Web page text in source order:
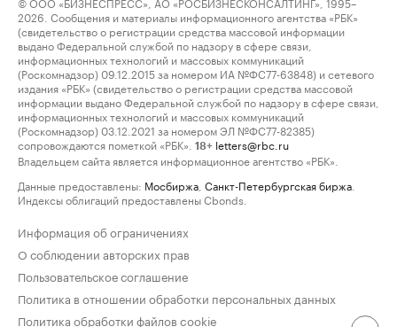
2026. Сообщения и материалы информационного агентства «РБК»
(свидетельство о регистрации средства массовой информации
выдано Федеральной службой по надзору в сфере связи,
информационных технологий и массовых коммуникаций
(Роскомнадзор) 09.12.2015 за номером ИА №ФС77-63848) и сетевого
издания «РБК» (свидетельство о регистрации средства массовой
информации выдано Федеральной службой по надзору в сфере связи,
информационных технологий и массовых коммуникаций
(Роскомнадзор) 03.12.2021 за номером ЭЛ №ФС77-82385)
сопровождаются пометкой «РБК».
18+ letters@rbc.ru
Владельцем сайта является информационное агентство «РБК».
Данные предоставлены: Мосбиржа Санкт-Петербургская биржа
Индексы облигаций предоставлены Cbonds.
Информация об ограничениях
О соблюдении авторских прав
Пользовательское соглашение
Политика в отношении обработки персональных данных
Политика обработки файлов cookie